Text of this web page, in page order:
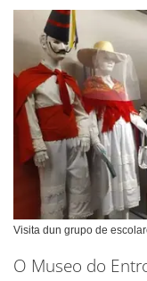
Visita dun grupo de
O Museo do